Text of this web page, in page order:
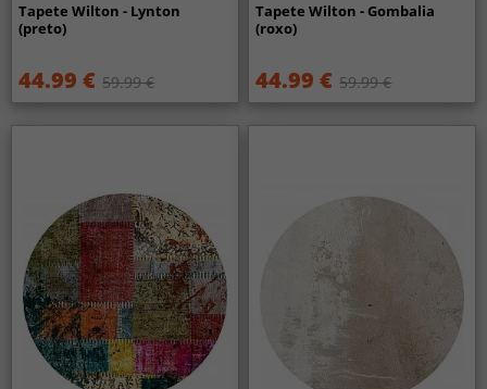
Tapete Wilton - Lynton
(preto)
44.99 € 59.99 €
Tapete Wilton - Gombalia
(roxo)
44.99 € 59.99 €